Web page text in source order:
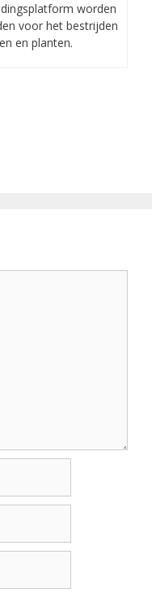
worden
voor het bestrijden
en planten.